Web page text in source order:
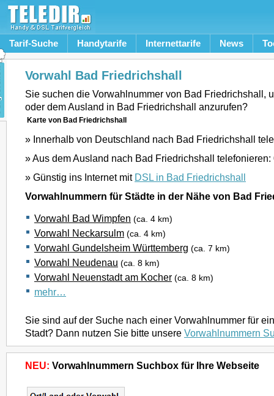
Tarif-Suche Handytarife Internettarife News
Vorwahl Bad Friedrichshall
Sie suchen die Vorwahlnummer von Bad Friedrichshall,
oder dem Ausland in Bad Friedrichshall anzurufen?
Karte von Bad Friedrichshall
» Innerhalb von Deutschland nach Bad Friedrichshall
» Aus dem Ausland nach Bad Friedrichshall telefonieren:
» Günstig ins Internet mit DSL in Bad Friedrichshall
Vorwahlnummern für Städte in der Nähe von Bad
Vorwahl Bad Wimpfen (ca. 4 km)
Vorwahl Neckarsulm (ca. 4 km)
Vorwahl Gundelsheim Württemberg (ca. 7 km)
Vorwahl Neudenau (ca. 8 km)
Vorwahl Neuenstadt am Kocher (ca. 8 km)
mehr…
Sie sind auf der Suche nach einer Vorwahlnummer für
Stadt? Dann nutzen Sie bitte unsere Vorwahlnummern
NEU: Vorwahlnummern Suchbox für Ihre Webseite